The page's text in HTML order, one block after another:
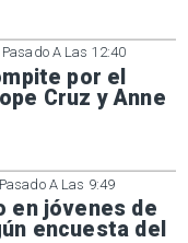
Pasado A Las 12:40
por el
Cruz y Anne
A Las 9:49
en jóvenes de
encuesta del